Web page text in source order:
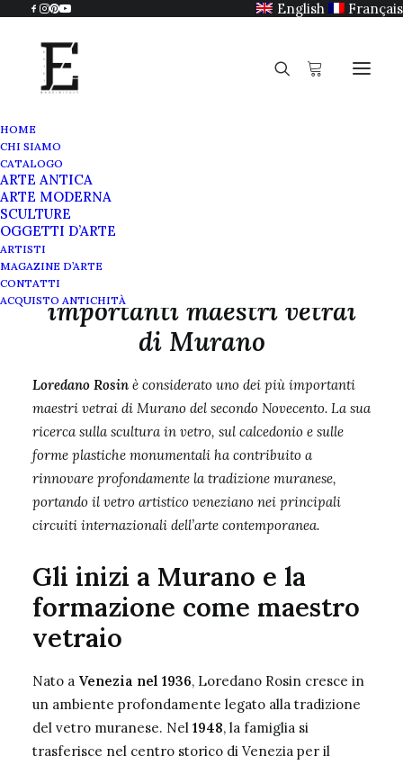
English Français
HOME
CHI SIAMO
CATALOGO
ARTE ANTICA
ARTE MODERNA
SCULTURE
OGGETTI D’ARTE
ARTISTI
MAGAZINE D’ARTE
CONTATTI
ACQUISTO ANTICHITÀ
Loredano Rosin uno dei più
importanti maestri vetrai
di Murano
Loredano Rosin è considerato uno dei più importanti
maestri vetrai di Murano del secondo Novecento. La sua
ricerca sulla scultura in vetro, sul calcedonio e sulle
forme plastiche monumentali ha contribuito a
rinnovare profondamente la tradizione muranese,
portando il vetro artistico veneziano nei principali
circuiti internazionali dell’arte contemporanea.
Gli inizi a Murano e la
formazione come maestro
vetraio
Nato a Venezia nel 1936, Loredano Rosin cresce in
un ambiente profondamente legato alla tradizione
del vetro muranese. Nel 1948, la famiglia si
trasferisce nel centro storico di Venezia per il